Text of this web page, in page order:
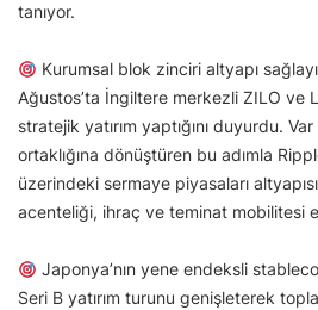
tanıyor.
Kurumsal blok zinciri altyapı
Ağustos’ta İngiltere merkezli ZILO ve
stratejik yatırım yaptığını duyurdu.
ortaklığına dönüştüren bu adımla
üzerindeki sermaye piyasaları
acenteliği, ihraç ve teminat mobilitesi
Japonya’nın yene endeksli
Seri B yatırım turunu genişleterek